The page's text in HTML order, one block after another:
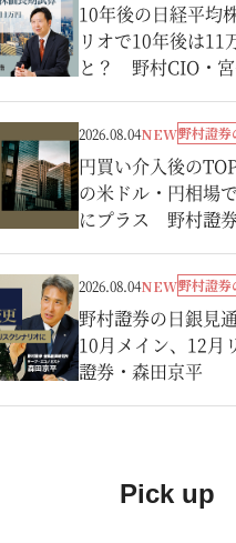
10年後の日経平
リオで10年後は
と？ 野村CIO・
2026.08.04NEW野村證券
円買い介入後の
の米ドル・円相場
にプラス 野村證
2026.08.04NEW野村證券
野村證券の日銀見
10月メイン、12
證券・森田京平
Pick up